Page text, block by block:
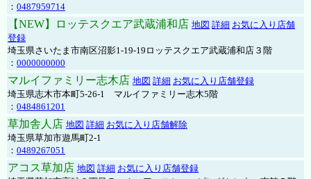
： 0487959714
【NEW】ロッテスクエア武蔵浦和店 地図 詳細 お気に入り店舗
登録
埼玉県さいたま市南区沼影1-19-19ロッテスクエア武蔵浦和店３階
： 0000000000
マルイファミリー志木店 地図 詳細 お気に入り店舗登録
埼玉県志木市本町5-26-1 マルイファミリー志木5階
： 0484861201
草加舎人店 地図 詳細 お気に入り店舗解除
埼玉県草加市遊馬町2-1
： 0489267051
アコス草加店 地図 詳細 お気に入り店舗登録